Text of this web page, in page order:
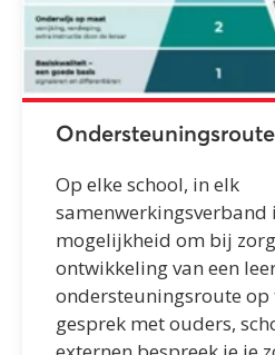
Ondersteuningsroute
Op elke school, in elk
samenwerkingsverband
mogelijkheid om bij
ontwikkeling van een
ondersteuningsroute op
gesprek met ouders,